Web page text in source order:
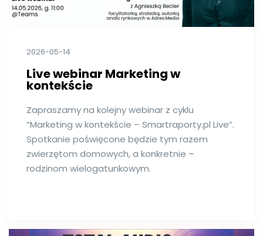
2026-05-14
Live webinar Marketing w
kontekście
Zapraszamy na kolejny webinar z cyklu
“Marketing w kontekście – Smartraporty.pl Live”.
Spotkanie poświęcone będzie tym razem
zwierzętom domowych, a konkretnie –
rodzinom wielogatunkowym.